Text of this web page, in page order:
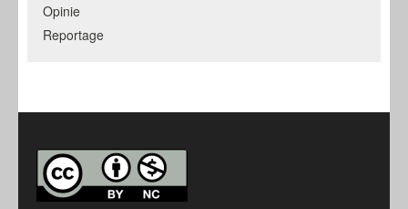
Opinie
Reportage